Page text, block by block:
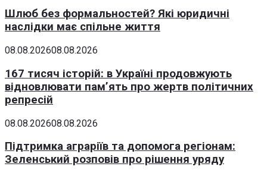
Шлюб без формальностей? Які юридичні
наслідки має спільне життя
08.08.202608.08.2026
167 тисяч історій: в Україні продовжують
відновлювати пам’ять про жертв політичних
репресій
08.08.202608.08.2026
Підтримка аграріїв та допомога регіонам:
Зеленський розповів про рішення уряду